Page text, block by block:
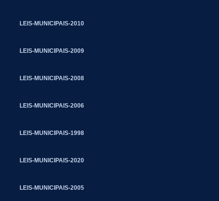
LEIS-MUNICIPAIS-2010
LEIS-MUNICIPAIS-2009
LEIS-MUNICIPAIS-2008
LEIS-MUNICIPAIS-2006
LEIS-MUNICIPAIS-1998
LEIS-MUNICIPAIS-2020
LEIS-MUNICIPAIS-2005